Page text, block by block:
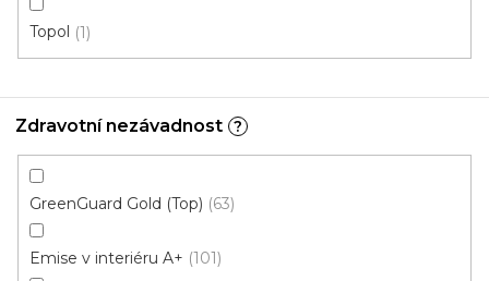
Topol 1
Zdravotní nezávadnost ?
GreenGuard Gold (Top) 63
Emise v interiéru A+ 101
Vinylová podlaha MODULEO ROOTS 55 EIR
749 Kč
Měrná
206,79 Kč / 1 m2
Fix Standard D (lepená)